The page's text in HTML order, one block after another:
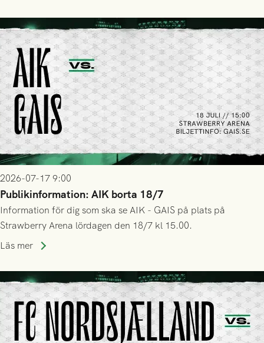
2026-07-17 9:00
Publikinformation: AIK borta 18/7
Information för dig som ska se AIK - GAIS på plats på
Strawberry Arena lördagen den 18/7 kl 15.00.
Läs mer